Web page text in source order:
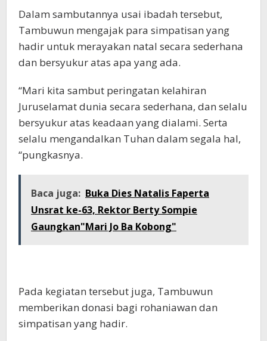
Dalam sambutannya usai ibadah tersebut,
Tambuwun mengajak para simpatisan yang
hadir untuk merayakan natal secara sederhana
dan bersyukur atas apa yang ada.
“Mari kita sambut peringatan kelahiran
Juruselamat dunia secara sederhana, dan selalu
bersyukur atas keadaan yang dialami. Serta
selalu mengandalkan Tuhan dalam segala hal,
“pungkasnya.
Baca juga: Buka Dies Natalis Faperta
Unsrat ke-63, Rektor Berty Sompie
Gaungkan"Mari Jo Ba Kobong"
Pada kegiatan tersebut juga, Tambuwun
memberikan donasi bagi rohaniawan dan
simpatisan yang hadir.